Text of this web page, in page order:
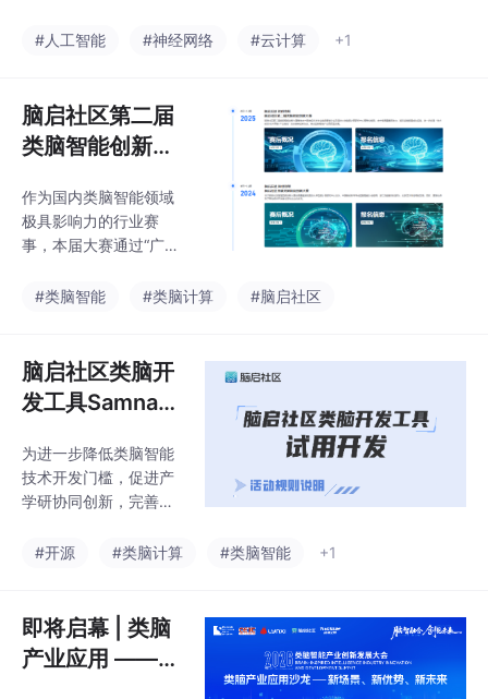
低功耗的推理部署能
为DeepSeek的大模型
技术路线创新有较大影
响，而未来国产化、支
片则会对产业形成更具
颠覆性的效应。据 “脑
启社区“的开发者反馈，
-Qwen的1.5B、7B等系
#人工智能 #神经网络 #云计算 +1
脑启社区第二届
类脑智能创新大
正式上线脑启社
区
作为国内类脑智能领域
极具影响力的行业赛
事，本届大赛通过“广州
区定向推荐”双轨模式，
学、浙江大学、复旦大
学、中国科学技术大
学、中山大学等21所国
列（上海）科技有限公
司、成都中科智网科技
有限公司、上海眸深智
飞思（杭州）机器人科
泛涉足低空经济、交通
预警、医疗
#类脑智能 #类脑计算 #脑启社区
脑启社区类脑开
发工具Samna开
发，赢好礼！
为进一步降低类脑智能
技术开发门槛，促进产
学研协同创新，完善类
全球类脑开发者提供高
新、芯片适配与应用落
地，让类脑开发更简
单、更高效！，在保证
#开源 #类脑计算 #类脑智能 +1
即将启幕 | 类脑
产业应用 ——